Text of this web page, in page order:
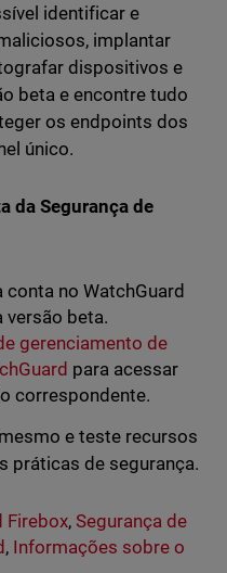
identificar e
implantar
dispositivos e
beta e encontre tudo
os endpoints dos
único.
da Segurança de
conta no WatchGuard
versão beta.
gerenciamento de
para acessar
correspondente.
e teste recursos
práticas de segurança.
Firebox,Segurança de
, Informações sobre o